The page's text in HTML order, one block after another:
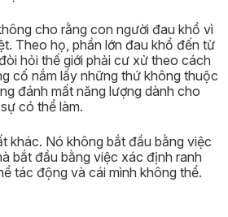
cho rằng con người đau khổ vì
Theo họ, phần lớn đau khổ đến từ
hỏi thế giới phải cư xử theo cách
cố nắm lấy những thứ không thuộc
đánh mất năng lượng dành cho
có thể làm.
khác. Nó không bắt đầu bằng việc
bắt đầu bằng việc xác định ranh
tác động và cái mình không thể.